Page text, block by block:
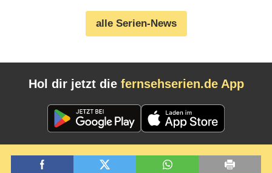
alle Serien-News
Hol dir jetzt die fernsehserien.de App